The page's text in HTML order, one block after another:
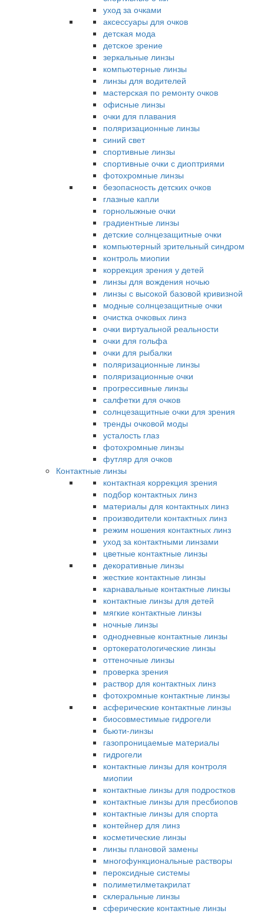
уход за очками
аксессуары для очков
детская мода
детское зрение
зеркальные линзы
компьютерные линзы
линзы для водителей
мастерская по ремонту очков
офисные линзы
очки для плавания
поляризационные линзы
синий свет
спортивные линзы
спортивные очки с диоптриями
фотохромные линзы
безопасность детских очков
глазные капли
горнолыжные очки
градиентные линзы
детские солнцезащитные очки
компьютерный зрительный синдром
контроль миопии
коррекция зрения у детей
линзы для вождения ночью
линзы с высокой базовой кривизной
модные солнцезащитные очки
очистка очковых линз
очки виртуальной реальности
очки для гольфа
очки для рыбалки
поляризационные линзы
поляризационные очки
прогрессивные линзы
салфетки для очков
солнцезащитные очки для зрения
тренды очковой моды
усталость глаз
фотохромные линзы
футляр для очков
Контактные линзы
контактная коррекция зрения
подбор контактных линз
материалы для контактных линз
производители контактных линз
режим ношения контактных линз
уход за контактными линзами
цветные контактные линзы
декоративные линзы
жесткие контактные линзы
карнавальные контактные линзы
контактные линзы для детей
мягкие контактные линзы
ночные линзы
однодневные контактные линзы
ортокератологические линзы
оттеночные линзы
проверка зрения
раствор для контактных линз
фотохромные контактные линзы
асферические контактные линзы
биосовместимые гидрогели
бьюти-линзы
газопроницаемые материалы
гидрогели
контактные линзы для контроля
миопии
контактные линзы для подростков
контактные линзы для пресбиопов
контактные линзы для спорта
контейнер для линз
косметические линзы
линзы плановой замены
многофункциональные растворы
пероксидные системы
полиметилметакрилат
склеральные линзы
сферические контактные линзы